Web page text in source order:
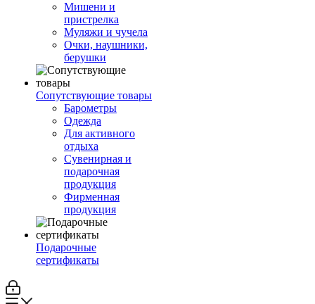
Мишени и
пристрелка
Муляжи и чучела
Очки, наушники,
берушки
Сопутствующие товары
Барометры
Одежда
Для активного
отдыха
Сувенирная и
подарочная
продукция
Фирменная
продукция
Подарочные
сертификаты